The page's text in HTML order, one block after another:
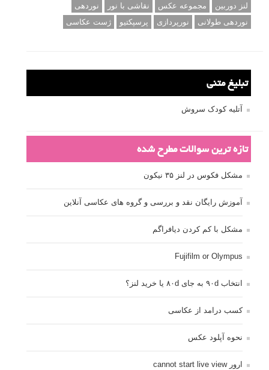
لنز دوربین
مجموعه عکس نقاشی با نور
نوردهی
نوردهی طولانی
نورپردازی پرسپکتیو ژست عکاسی
تبلیغ متنی
آتلیه کودک سروش
تازه ترین سوالات مطرح شده
مشکل فکوس در لنز ۳۵ نیکون
آموزش رایگان نقد و بررسی و گروه های عکاسی آنلاین
مشکل با کم کردن دیافراگم
Fujifilm or Olympus
انتخاب ۹۰d به جای ۸۰d یا خرید لنز؟
کسب درامد از عکاسی
نحوه آپلود عکس
ارور cannot start live view